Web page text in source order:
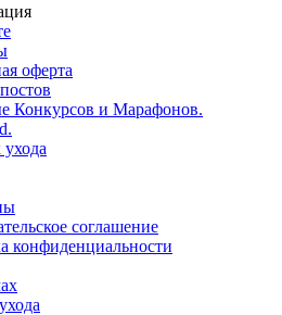
оферта
Конкурсов и Марафонов.
соглашение
конфиденциальности